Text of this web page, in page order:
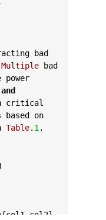
bad
Multiple
bad
power
and
critical
based
on
Table. 1 .
{col1 col2}